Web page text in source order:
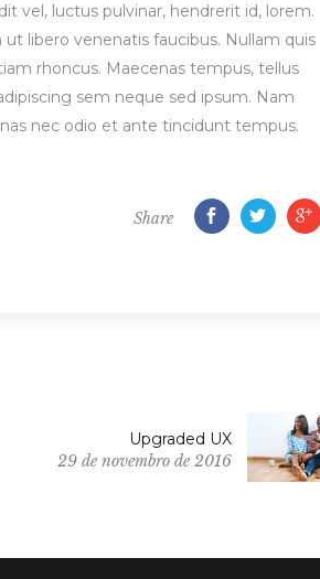
vel, luctus pulvinar, hendrerit id, lorem.
libero venenatis faucibus. Nullam quis
rhoncus. Maecenas tempus, tellus
sem neque sed ipsum. Nam
nec odio et ante tincidunt tempus.
Share
Upgraded UX
29 de novembro de 2016